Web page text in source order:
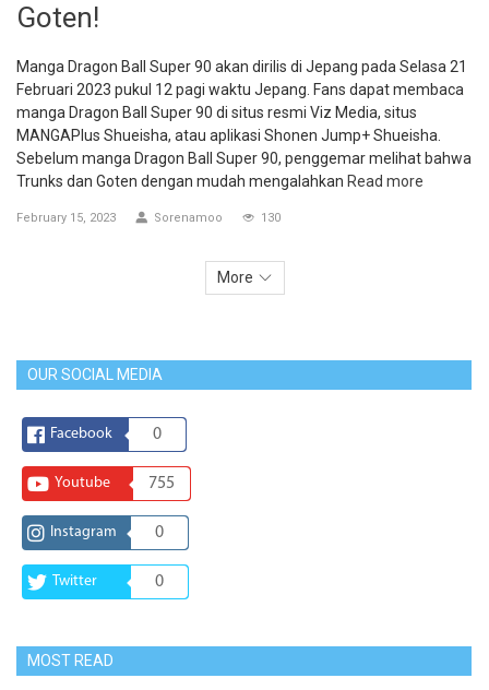
Goten!
Manga Dragon Ball Super 90 akan dirilis di Jepang pada Selasa 21
Februari 2023 pukul 12 pagi waktu Jepang. Fans dapat membaca
manga Dragon Ball Super 90 di situs resmi Viz Media, situs
MANGAPlus Shueisha, atau aplikasi Shonen Jump+ Shueisha.
Sebelum manga Dragon Ball Super 90, penggemar melihat bahwa
Trunks dan Goten dengan mudah mengalahkan Read more
February 15, 2023 Sorenamoo 130
More
OUR SOCIAL MEDIA
Facebook 0
Youtube 755
Instagram 0
Twitter 0
MOST READ